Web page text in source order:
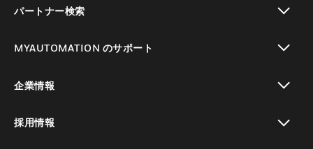
パートナー検索
MYAUTOMATION のサポート
企業情報
採用情報